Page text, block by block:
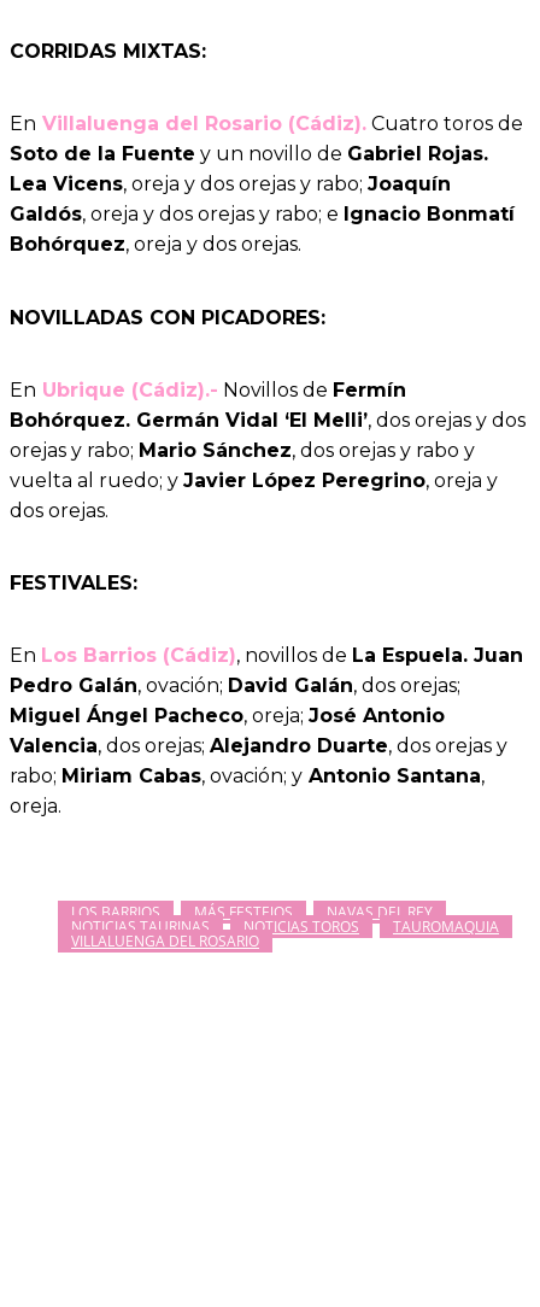
CORRIDAS MIXTAS:
En Villaluenga del Rosario (Cádiz). Cuatro toros de
Soto de la Fuente y un novillo de Gabriel Rojas.
Lea Vicens, oreja y dos orejas y rabo; Joaquín
Galdós, oreja y dos orejas y rabo; e Ignacio Bonmatí
Bohórquez, oreja y dos orejas.
NOVILLADAS CON PICADORES:
En Ubrique (Cádiz).- Novillos de Fermín
Bohórquez. Germán Vidal ‘El Melli’, dos orejas y dos
orejas y rabo; Mario Sánchez, dos orejas y rabo y
vuelta al ruedo; y Javier López Peregrino, oreja y
dos orejas.
FESTIVALES:
En Los Barrios (Cádiz), novillos de La Espuela. Juan
Pedro Galán, ovación; David Galán, dos orejas;
Miguel Ángel Pacheco, oreja; José Antonio
Valencia, dos orejas; Alejandro Duarte, dos orejas y
rabo; Miriam Cabas, ovación; y Antonio Santana,
oreja.
LOS BARRIOS MÁS FESTEJOS NAVAS DEL REY
NOTICIAS TAURINAS NOTICIAS TOROS TAUROMAQUIA
VILLALUENGA DEL ROSARIO